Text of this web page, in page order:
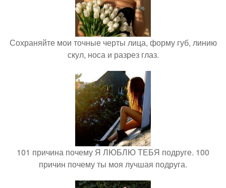
Сохраняйте мои точные черты лица, форму губ, линию
скул, носа и разрез глаз.
101 причина почему Я ЛЮБЛЮ ТЕБЯ подруге. 100
причин почему ты моя лучшая подруга.